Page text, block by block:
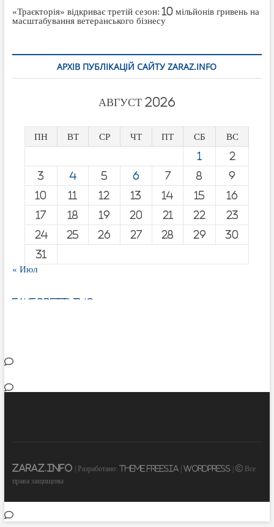
«Траєкторія» відкриває третій сезон: 10 мільйонів гривень на
масштабування ветеранського бізнесу
АРХІВ ПУБЛІКАЦІЙ САЙТУ ZARAZ.INFO
АВГУСТ 2026
ПН ВТ СР ЧТ ПТ СБ ВС
1 2
3 4 5 6 7 8 9
10 11 12 13 14 15 16
17 18 19 20 21 22 23
24 25 26 27 28 29 30
31
« Июл
ZARAZ.INFO | Разработано: Theme Freesia| WordPress| © Все
права защищены